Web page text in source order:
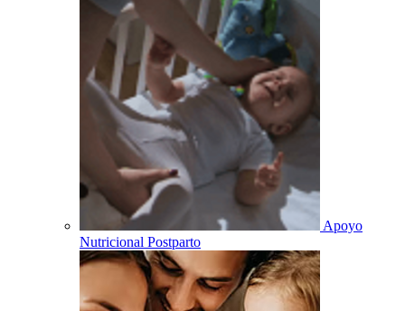
Apoyo
Nutricional Postparto